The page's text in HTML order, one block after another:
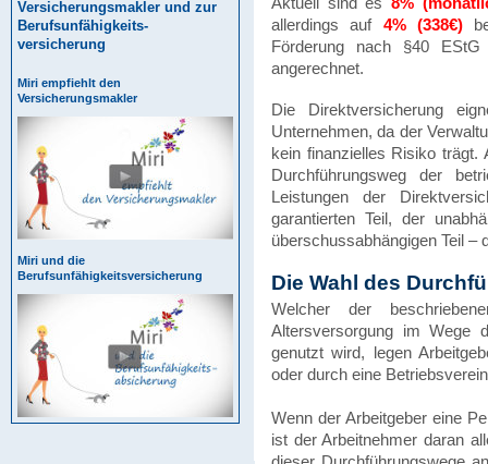
allerdings auf 4% (338€)
Förderung nach §40
angerechnet.
Die Direktversicherung
Unternehmen, da der
kein finanzielles Risiko
Durchführungsweg der
Leistungen der
garantierten Teil, der
überschussabhängigen Teil –
Die Wahl des
Welcher der
Altersversorgung im Wege
genutzt wird, legen
oder durch eine
Wenn der Arbeitgeber eine
ist der Arbeitnehmer daran
Versicherungsmakler und zur
Berufsunfähigkeits-
versicherung
Miri empfiehlt den
Versicherungsmakler
Miri und die
Berufsunfähigkeitsversicherung